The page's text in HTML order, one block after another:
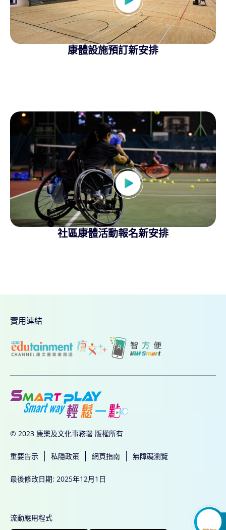
康體設施預訂新安排
社區康體活動報名新安排
實用連結
© 2023 康樂及文化事務署 版權所有
重要告示 私隱政策 網頁指南 無障礙瀏覽
最後修改日期: 2025年12月1日
流動應用程式